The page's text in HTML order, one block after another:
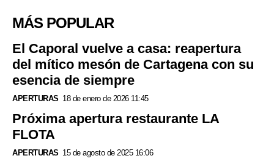
MÁS POPULAR
El Caporal vuelve a casa: reapertura
del mítico mesón de Cartagena con su
esencia de siempre
APERTURAS 18 de enero de 2026 11:45
Próxima apertura restaurante LA
FLOTA
APERTURAS 15 de agosto de 2025 16:06